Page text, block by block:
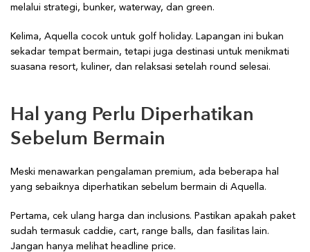
melalui strategi, bunker, waterway, dan green.
Kelima, Aquella cocok untuk golf holiday. Lapangan ini bukan
sekadar tempat bermain, tetapi juga destinasi untuk menikmati
suasana resort, kuliner, dan relaksasi setelah round selesai.
Hal yang Perlu Diperhatikan
Sebelum Bermain
Meski menawarkan pengalaman premium, ada beberapa hal
yang sebaiknya diperhatikan sebelum bermain di Aquella.
Pertama, cek ulang harga dan inclusions. Pastikan apakah paket
sudah termasuk caddie, cart, range balls, dan fasilitas lain.
Jangan hanya melihat headline price.